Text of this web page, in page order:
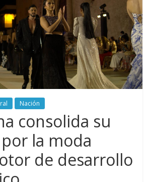
Nación
consolida su
la moda
de desarrollo